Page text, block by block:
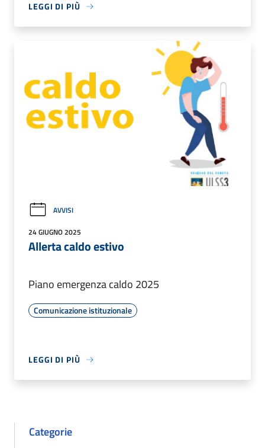
LEGGI DI PIÙ
AVVISI
24 GIUGNO 2025
Allerta caldo estivo
Piano emergenza caldo 2025
Comunicazione istituzionale
LEGGI DI PIÙ
Categorie